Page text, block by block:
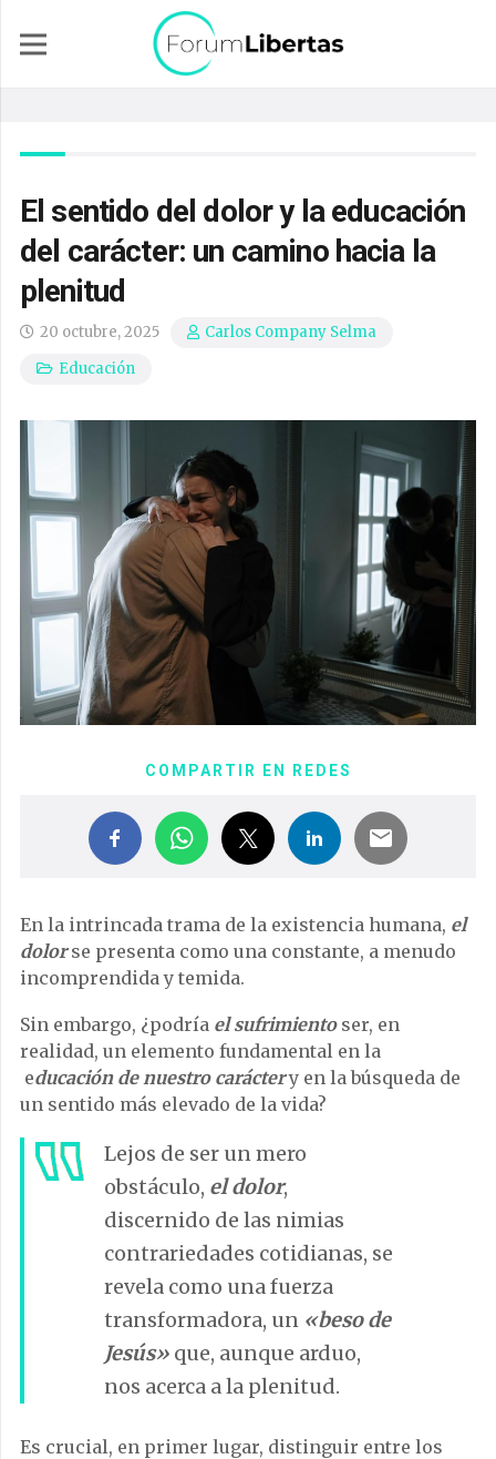
El sentido del dolor y la educación
del carácter: un camino hacia la
plenitud
20 octubre, 2025
Carlos Company Selma
Educación
COMPARTIR EN REDES
En la intrincada trama de la existencia humana, el
dolorse presenta como una constante, a menudo
incomprendida y temida.
Sin embargo, ¿podría el sufrimientoser, en
realidad, un elemento fundamental en la
educación de nuestro caráctery en la búsqueda de
un sentido más elevado de la vida?
Lejos de ser un mero
obstáculo, el dolor,
discernido de las nimias
contrariedades cotidianas, se
revela como una fuerza
transformadora, un «beso de
Jesús» que, aunque arduo,
nos acerca a la plenitud.
Es crucial, en primer lugar, distinguir entre los